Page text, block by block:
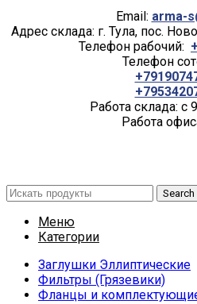
Email: arma-
Адрес склада: г. Тула, пос.
Телефон рабочий:
Телефон
Работа склада: с
Работа
Search
Меню
Категории
Заглушки Эллиптические
Фильтры (Грязевики)
Фланцы и